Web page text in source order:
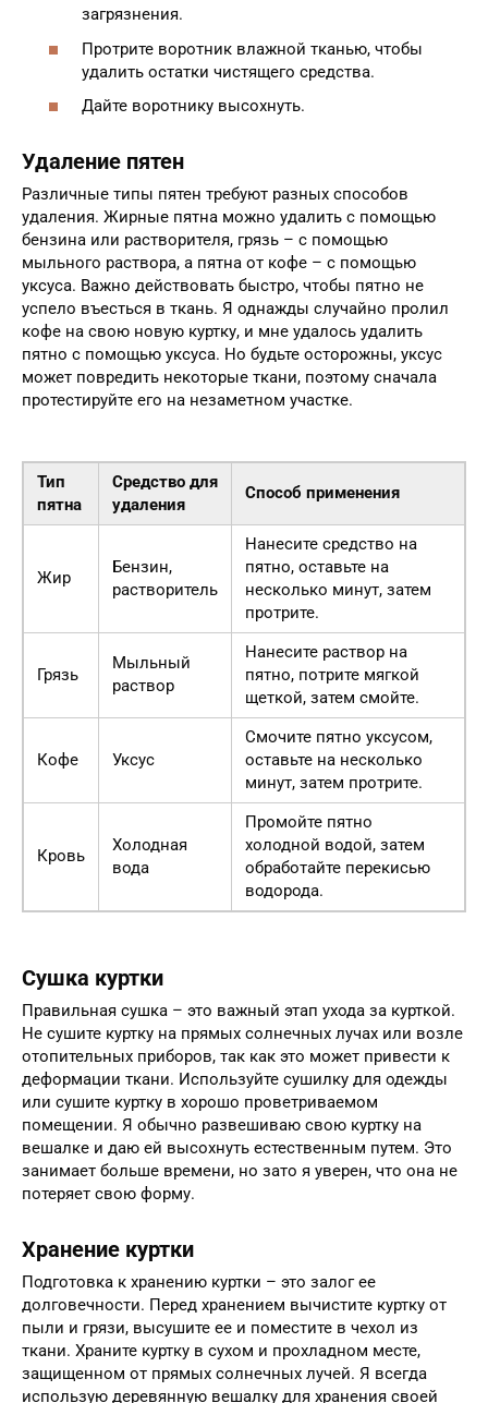
загрязнения.
Протрите воротник влажной тканью, чтобы
удалить остатки чистящего средства.
Дайте воротнику высохнуть.
Удаление пятен
Различные типы пятен требуют разных способов
удаления. Жирные пятна можно удалить с помощью
бензина или растворителя, грязь – с помощью
мыльного раствора, а пятна от кофе – с помощью
уксуса. Важно действовать быстро, чтобы пятно не
успело въесться в ткань. Я однажды случайно пролил
кофе на свою новую куртку, и мне удалось удалить
пятно с помощью уксуса. Но будьте осторожны, уксус
может повредить некоторые ткани, поэтому сначала
протестируйте его на незаметном участке.
Тип
пятна
Средство для
удаления
Способ применения
Жир
Бензин,
растворитель
Нанесите средство на
пятно, оставьте на
несколько минут, затем
протрите.
Грязь
Мыльный
раствор
Нанесите раствор на
пятно, потрите мягкой
щеткой, затем смойте.
Кофе Уксус
Смочите пятно уксусом,
оставьте на несколько
минут, затем протрите.
Кровь
Холодная
вода
Промойте пятно
холодной водой, затем
обработайте перекисью
водорода.
Сушка куртки
Правильная сушка – это важный этап ухода за курткой.
Не сушите куртку на прямых солнечных лучах или возле
отопительных приборов, так как это может привести к
деформации ткани. Используйте сушилку для одежды
или сушите куртку в хорошо проветриваемом
помещении. Я обычно развешиваю свою куртку на
вешалке и даю ей высохнуть естественным путем. Это
занимает больше времени, но зато я уверен, что она не
потеряет свою форму.
Хранение куртки
Подготовка к хранению куртки – это залог ее
долговечности. Перед хранением вычистите куртку от
пыли и грязи, высушите ее и поместите в чехол из
ткани. Храните куртку в сухом и прохладном месте,
защищенном от прямых солнечных лучей. Я всегда
использую деревянную вешалку для хранения своей